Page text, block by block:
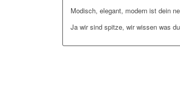
Modisch, elegant, modern ist dein
Ja wir sind spitze, wir wissen was